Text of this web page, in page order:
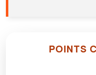
POINTS